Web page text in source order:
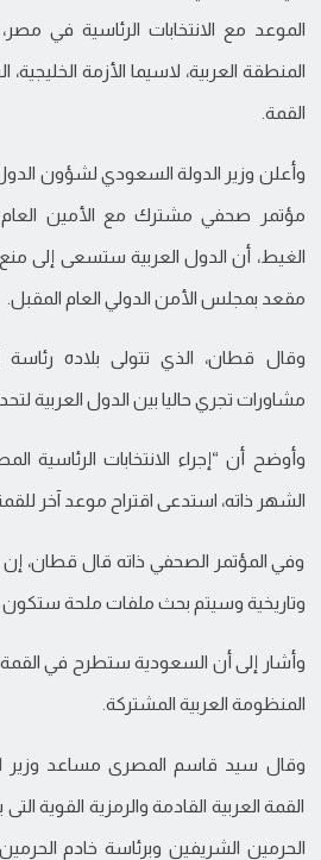
الموعد مع الانتخابات الرئاسية في
المنطقة العربية، لاسيما الأزمة
القمة.
وأعلن وزير الدولة السعودي لشؤون
مؤتمر صحفي مشترك مع الأمين العام
الغيط، أن الدول العربية ستسعى إلى
مقعد بمجلس الأمن الدولي العام المقبل.
وقال قطان، الذي تتولى بلاده رئاسة
مشاورات تجري حاليا بين الدول العربية
الشهر ذاته، استدعى اقتراح موعد آخر
وفي المؤتمر الصحفي ذاته قال قطان،
وتاريخية وسيتم بحث ملفات ملحة ستكون
وأشار إلى أن السعودية ستطرح في القمة
المنظومة العربية المشتركة.
وقال سيد قاسم المصرى مساعد وزير
القمة العربية القادمة والرمزية القوية
الحرمين الشريفين وبرئاسة خادم